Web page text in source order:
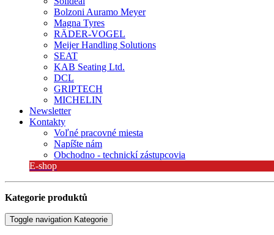
Bolzoni Auramo Meyer
Magna Tyres
RÄDER-VOGEL
Meijer Handling Solutions
SEAT
KAB Seating Ltd.
DCL
GRIPTECH
MICHELIN
Newsletter
Kontakty
Voľné pracovné miesta
Napíšte nám
Obchodno - technickí zástupcovia
E-shop
Kategorie produktů
Toggle navigation Kategorie